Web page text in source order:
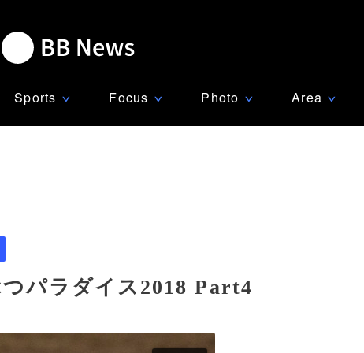
Sports ∨ Focus ∨ Photo ∨ Area ∨
パラダイス2018 Part4